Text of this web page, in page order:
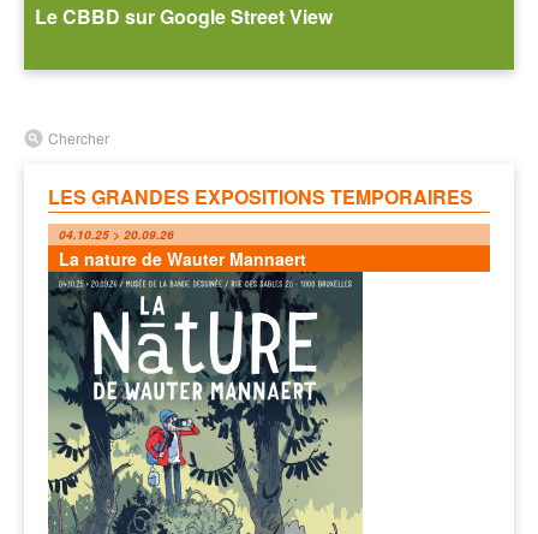
Le CBBD sur Google Street View
Chercher
LES GRANDES EXPOSITIONS TEMPORAIRES
04.10.25 > 20.09.26
La nature de Wauter Mannaert